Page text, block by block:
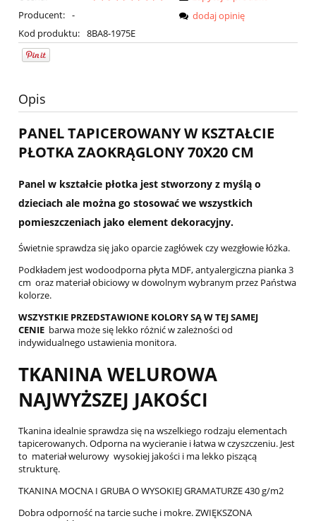
Producent: -
Kod produktu: 8BA8-1975E
dodaj opinię
Opis
PANEL TAPICEROWANY W KSZTAŁCIE
PŁOTKA ZAOKRĄGLONY 70X20 CM
Panel w kształcie płotka jest stworzony z myślą o
dzieciach ale można go stosować we wszystkich
pomieszczeniach jako element dekoracyjny.
Świetnie sprawdza się jako oparcie zagłówek czy wezgłowie łóżka.
Podkładem jest wodoodporna płyta MDF, antyalergiczna pianka 3
cm oraz materiał obiciowy w dowolnym wybranym przez Państwa
kolorze.
WSZYSTKIE PRZEDSTAWIONE KOLORY SĄ W TEJ SAMEJ
CENIE barwa może się lekko różnić w zależności od
indywidualnego ustawienia monitora.
TKANINA WELUROWA
NAJWYŻSZEJ JAKOŚCI
Tkanina idealnie sprawdza się na wszelkiego rodzaju elementach
tapicerowanych. Odporna na wycieranie i łatwa w czyszczeniu. Jest
to materiał welurowy wysokiej jakości i ma lekko piszącą
strukturę.
TKANINA MOCNA I GRUBA O WYSOKIEJ GRAMATURZE 430 g/m2
Dobra odporność na tarcie suche i mokre. ZWIĘKSZONA